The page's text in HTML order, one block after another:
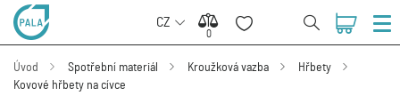
CZ
0
0
Úvod Spotřební materiál Kroužková vazba
Hřbety
Kovové hřbety na cívce